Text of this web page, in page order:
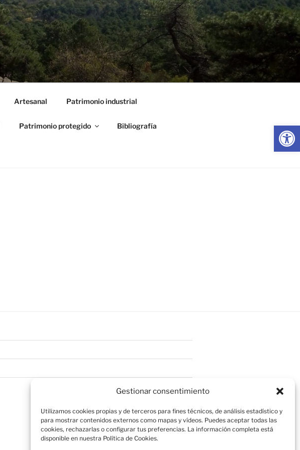
Abrir
Gestionar consentimiento
Utilizamos cookies propias y de terceros para fines técnicos, de análisis estadístico y
para mostrar contenidos externos como mapas y vídeos. Puedes aceptar todas las
cookies, rechazarlas o configurar tus preferencias. La información completa está
disponible en nuestra Política de Cookies.
Artesanal Patrimonio industrial
Patrimonio protegido Bibliografía